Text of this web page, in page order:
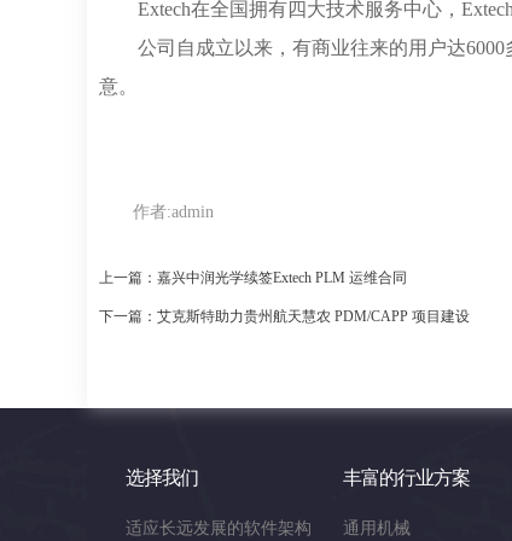
Extech在全国拥有四大技术服务中心，
公司自成立以来，有商业往来的用户达6000
意。
作者:admin
上一篇：嘉兴中润光学续签Extech PLM 运维合同
下一篇：艾克斯特助力贵州航天慧农 PDM/CAPP 项目建设
选择我们
适应长远发展的软件架构
丰富的行业方案
通用机械